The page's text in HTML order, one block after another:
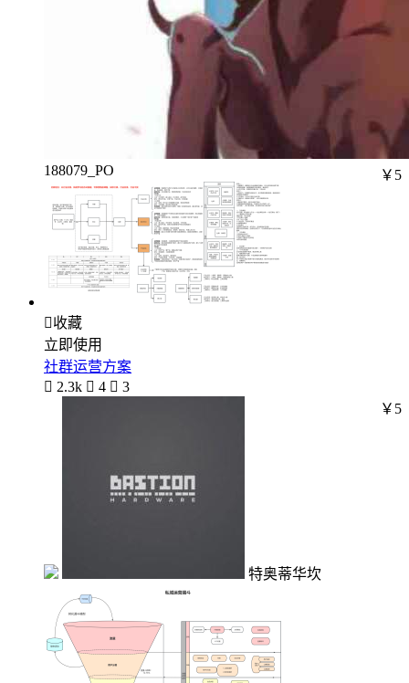
188079_PO ￥5
收藏
立即使用
社群运营方案
 2.3k  4  3
特奥蒂华坎
￥5